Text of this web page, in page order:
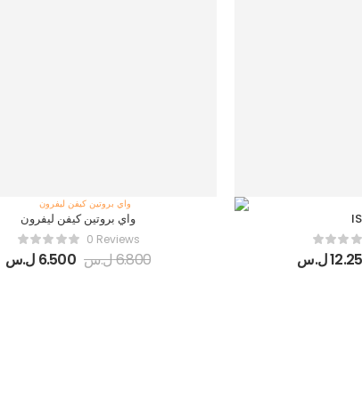
واي بروتين كيفن ليفرون
0 Reviews
6.500 ل.س 6.800ل.س ل.س